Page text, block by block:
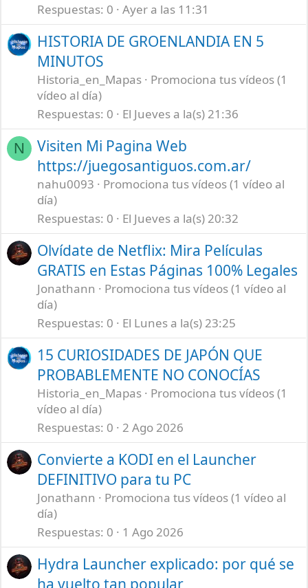
Respuestas 0 Ayer a las 11:31
HISTORIA DE GROENLANDIA EN 5
MINUTOS
Historia_en_Mapas
Promociona tus vídeos (1
vídeo al día)
Respuestas 0 El Jueves a la(s) 21:36
N
Visiten Mi Pagina Web
https://juegosantiguos.com.ar/
nahu0093
Promociona tus vídeos (1 vídeo al
día)
Respuestas 0 El Jueves a la(s) 20:32
Olvídate de Netflix: Mira Películas
GRATIS en Estas Páginas 100% Legales
Jonathann
Promociona tus vídeos (1 vídeo al
día)
Respuestas 0 El Lunes a la(s) 23:25
15 CURIOSIDADES DE JAPÓN QUE
PROBABLEMENTE NO CONOCÍAS
Historia_en_Mapas
Promociona tus vídeos (1
vídeo al día)
Respuestas 0 2 Ago 2026
Convierte a KODI en el Launcher
DEFINITIVO para tu PC
Jonathann
Promociona tus vídeos (1 vídeo al
día)
Respuestas 0 1 Ago 2026
Hydra Launcher explicado: por qué se
ha vuelto tan popular